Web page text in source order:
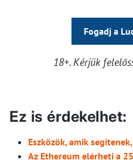
Fogadj a
18+. Kérjük
Ez is érdekelhet:
Eszközök, amik
Az Ethereum elérheti a